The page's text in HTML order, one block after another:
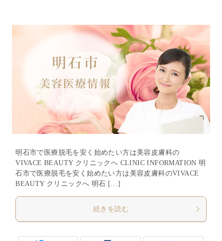
明石市で医療脱毛を安く始めたい方は美容皮膚科の
VIVACE BEAUTY クリニックへ CLINIC INFORMATION 明
石市で医療脱毛を安く始めたい方は美容皮膚科のVIVACE
BEAUTY クリニックへ 明石 […]
続きを読む